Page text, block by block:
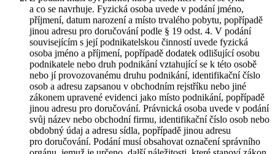
a co se navrhuje. Fyzická osoba uvede v podání jméno,
příjmení, datum narození a místo trvalého pobytu, popřípadě
jinou adresu pro doručování podle § 19 odst. 4. V podání
souvisejícím s její podnikatelskou činností uvede fyzická
osoba jméno a příjmení, popřípadě dodatek odlišující osobu
podnikatele nebo druh podnikání vztahující se k této osobě
nebo jí provozovanému druhu podnikání, identifikační číslo
osob a adresu zapsanou v obchodním rejstříku nebo jiné
zákonem upravené evidenci jako místo podnikání, popřípadě
jinou adresu pro doručování. Právnická osoba uvede v podání
svůj název nebo obchodní firmu, identifikační číslo osob nebo
obdobný údaj a adresu sídla, popřípadě jinou adresu
pro doručování. Podání musí obsahovat označení správního